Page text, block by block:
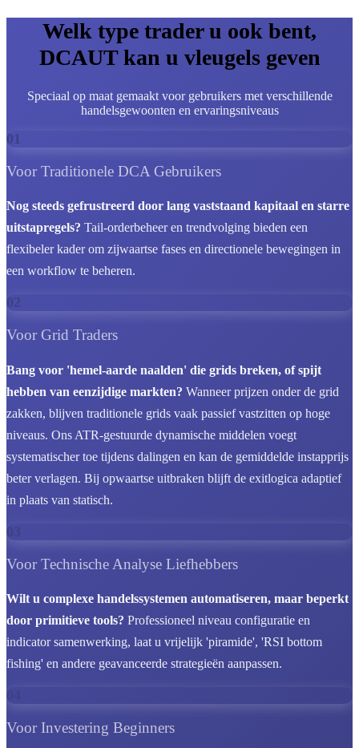
Welk type trader u ook bent,
DCAUT kan u vleugels geven
Speciaal op maat gemaakt voor gebruikers met verschillende
handelsgewoonten en ervaringsniveaus
01
Voor Traditionele DCA Gebruikers
Nog steeds gefrustreerd door lang vaststaand kapitaal en starre
uitstapregels? Tail-orderbeheer en trendvolging bieden een
flexibeler kader om zijwaartse fases en directionele bewegingen in
een workflow te beheren.
02
Voor Grid Traders
Bang voor 'hemel-aarde naalden' die grids breken, of spijt
hebben van eenzijdige markten? Wanneer prijzen onder de grid
zakken, blijven traditionele grids vaak passief vastzitten op hoge
niveaus. Ons ATR-gestuurde dynamische middelen voegt
systematischer toe tijdens dalingen en kan de gemiddelde instapprijs
beter verlagen. Bij opwaartse uitbraken blijft de exitlogica adaptief
in plaats van statisch.
03
Voor Technische Analyse Liefhebbers
Wilt u complexe handelssystemen automatiseren, maar beperkt
door primitieve tools? Professioneel niveau configuratie en
indicator samenwerking, laat u vrijelijk 'piramide', 'RSI bottom
fishing' en andere geavanceerde strategieën aanpassen.
Voor Investering Beginners